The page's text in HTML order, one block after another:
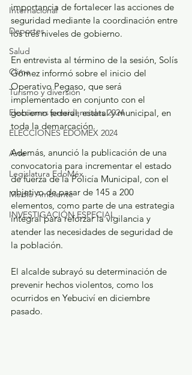
Internacional
Deportes
Salud
Clima
Turismo y diversión
Elecciones presidenciales 2024
ELECCIONES EDOMEX 2024
Arte
Legislatura EdoMéx
Medio Ambiente
INVESTIGACIÓN ESPECIAL
importancia de fortalecer las acciones de
seguridad mediante la coordinación entre
los tres niveles de gobierno.
En entrevista al término de la sesión, Solís
Gómez informó sobre el inicio del
Operativo Pegaso, que será
implementado en conjunto con el
gobierno federal, estatal y municipal, en
toda la demarcación.
Además, anunció la publicación de una
convocatoria para incrementar el estado
de fuerza de la Policía Municipal, con el
objetivo de pasar de 145 a 200
elementos, como parte de una estrategia
integral para reforzar la vigilancia y
atender las necesidades de seguridad de
la población.
El alcalde subrayó su determinación de
prevenir hechos violentos, como los
ocurridos en Yebuciví en diciembre
pasado.